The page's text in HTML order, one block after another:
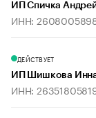
ИП Спичка
ИНН:
ДЕЙСТВУЕТ
ИП Шишкова
ИНН: